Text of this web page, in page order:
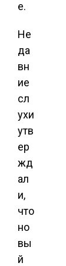
е.
Не
да
вн
ие
сл
ухи
утв
ер
жд
ал
и,
что
но
вы
й